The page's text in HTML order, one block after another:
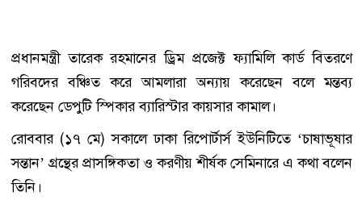
প্রধানমন্ত্রী তারেক রহমানের ড্রিম প্রজেক্ট ফ্যামিলি কার্ড বিতরণে
গরিবদের বঞ্চিত করে আমলারা অন্যায় করেছেন বলে মন্তব্য
করেছেন ডেপুটি স্পিকার ব্যারিস্টার কায়সার কামাল।
রোববার (১৭ মে) সকালে ঢাকা রিপোর্টার্স ইউনিটিতে ‘চাষাভূষার
সন্তান’ গ্রন্থের প্রাসঙ্গিকতা ও করণীয় শীর্ষক সেমিনারে এ কথা বলেন
তিনি।